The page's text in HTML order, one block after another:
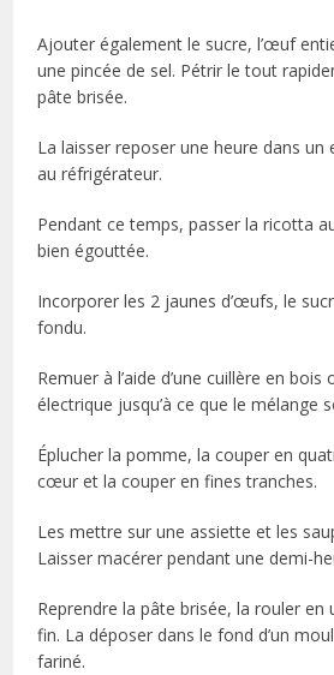
Ajouter également le sucre, l’œuf
une pincée de sel. Pétrir le tout
pâte brisée.
La laisser reposer une heure dans
au réfrigérateur.
Pendant ce temps, passer la ricotta
bien égouttée.
Incorporer les 2 jaunes d’œufs, le
fondu.
Remuer à l’aide d’une cuillère en bois
électrique jusqu’à ce que le mélange
Éplucher la pomme, la couper en
cœur et la couper en fines tranches.
Les mettre sur une assiette et les
Laisser macérer pendant une demi-
Reprendre la pâte brisée, la rouler en
fin. La déposer dans le fond d’un
fariné.